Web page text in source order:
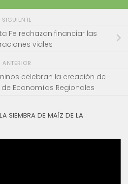
SIGUIENTE
Fe rechazan financiar las
viales
ANTERIOR
celebran la creación de
Economías Regionales
SIEMBRA DE MAÍZ DE LA